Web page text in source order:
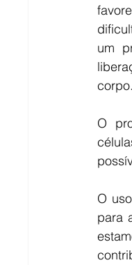
um
corpo.
O
O
para